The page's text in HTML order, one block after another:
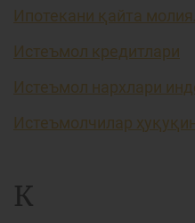
Ипотекани қайта
Истеъмол кредитлари
Истеъмол нархлари
Истеъмолчилар
К